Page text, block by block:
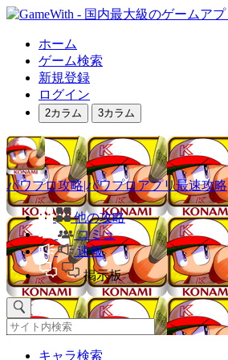
ホーム
ゲーム検索
新規登録
ログイン
2カラム 3カラム
パワプロ攻略|パワプロアプリ最速攻略
他の攻略
コミュ
速報
掲示板
キャラ検索